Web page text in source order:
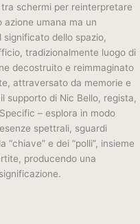
schermi per reinterpretare
azione umana ma un
dello spazio,
tradizionalmente luogo di
decostruito e reimmaginato
attraversato da memorie e
supporto di Nic Bello, regista,
– esplora in modo
spettrali, sguardi
e dei “polli”, insieme
producendo una